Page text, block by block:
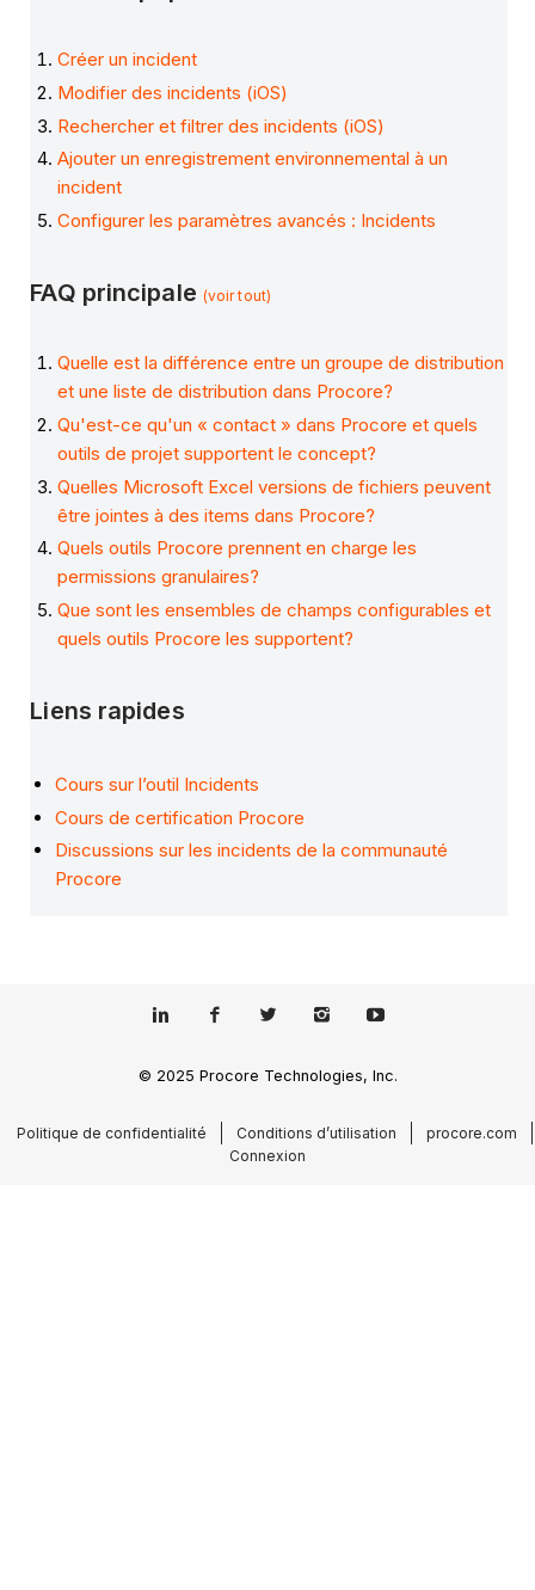
Créer un incident
Modifier des incidents (iOS)
Rechercher et filtrer des incidents (iOS)
Ajouter un enregistrement environnemental à un
incident
Configurer les paramètres avancés : Incidents
FAQ principale (voir tout)
Quelle est la différence entre un groupe de distribution
et une liste de distribution dans Procore?
Qu'est-ce qu'un « contact » dans Procore et quels
outils de projet supportent le concept?
Quelles Microsoft Excel versions de fichiers peuvent
être jointes à des items dans Procore?
Quels outils Procore prennent en charge les
permissions granulaires?
Que sont les ensembles de champs configurables et
quels outils Procore les supportent?
Liens rapides
Cours sur l’outil Incidents
Cours de certification Procore
Discussions sur les incidents de la communauté
Procore
© 2025 Procore Technologies, Inc.
Politique de confidentialité Conditions d’utilisation
procore.com
Connexion